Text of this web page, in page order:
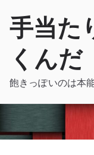
手当た
くんだ
飽きっぽいのは本